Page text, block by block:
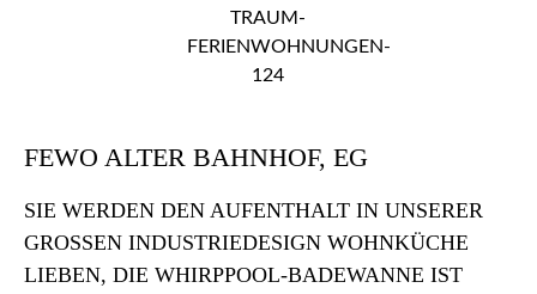
FEWO ALTER BAHNHOF, EG
SIE WERDEN DEN AUFENTHALT IN UNSERER
GROSSEN INDUSTRIEDESIGN WOHNKÜCHE L
IEBEN, DIE WHIRPPOOL-BADEWANNE IST G